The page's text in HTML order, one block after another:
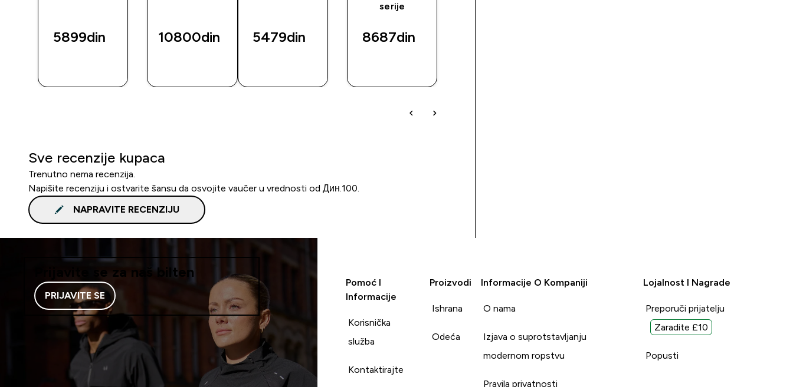
5899din‎ 10800din‎ 5479din‎
serije
8687din‎
Sve recenzije kupaca
Trenutno nema recenzija.
Napišite recenziju i ostvarite šansu da osvojite vaučer u vrednosti od Дин.100.
NAPRAVITE RECENZIJU
Prijavite se za naš bilten
PRIJAVITE SE
Pomoć I
Informacije
Korisnička
služba
Kontaktirajte
Proizvodi
Ishrana
Odeća
Informacije O Kompaniji
O nama
Izjava o suprotstavljanju
modernom ropstvu
Pravila privatnosti
Lojalnost I Nagrade
Preporuči prijatelju
Zaradite £10
Popusti